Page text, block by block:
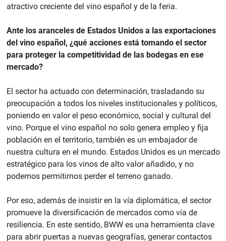
atractivo creciente del vino español y de la feria.
Ante los aranceles de Estados Unidos a las exportaciones
del vino español, ¿qué acciones está tomando el sector
para proteger la competitividad de las bodegas en ese
mercado?
El sector ha actuado con determinación, trasladando su
preocupación a todos los niveles institucionales y políticos,
poniendo en valor el peso económico, social y cultural del
vino. Porque el vino español no solo genera empleo y fija
población en el territorio, también es un embajador de
nuestra cultura en el mundo. Estados Unidos es un mercado
estratégico para los vinos de alto valor añadido, y no
podemos permitirnos perder el terreno ganado.
Por eso, además de insistir en la vía diplomática, el sector
promueve la diversificación de mercados como vía de
resiliencia. En este sentido, BWW es una herramienta clave
para abrir puertas a nuevas geografías, generar contactos